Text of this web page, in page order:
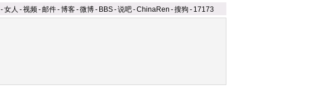
-女人 -视频-邮件-博客-微博- BBS-说吧-ChinaRen -搜狗 - 17173